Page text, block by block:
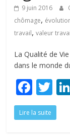
9 juin 2016
chômage,
travail,valeur
La Qualité de
dans le monde
F
ac
e
T
w
itt
Lire la suite